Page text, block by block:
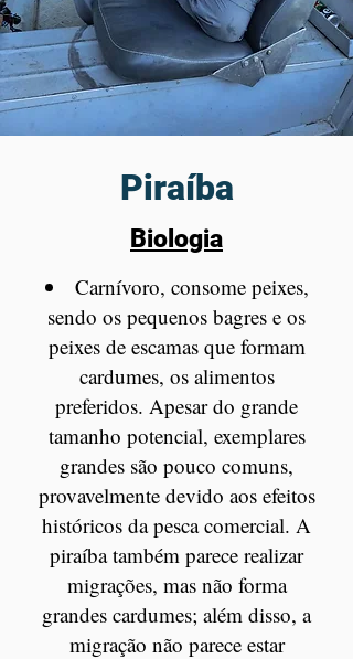
Piraíba
Biologia
Carnívoro, consome peixes,
sendo os pequenos bagres e os
peixes de escamas que formam
cardumes, os alimentos
preferidos. Apesar do grande
tamanho potencial, exemplares
grandes são pouco comuns,
provavelmente devido aos efeitos
históricos da pesca comercial. A
piraíba também parece realizar
migrações, mas não forma
grandes cardumes; além disso, a
migração não parece estar